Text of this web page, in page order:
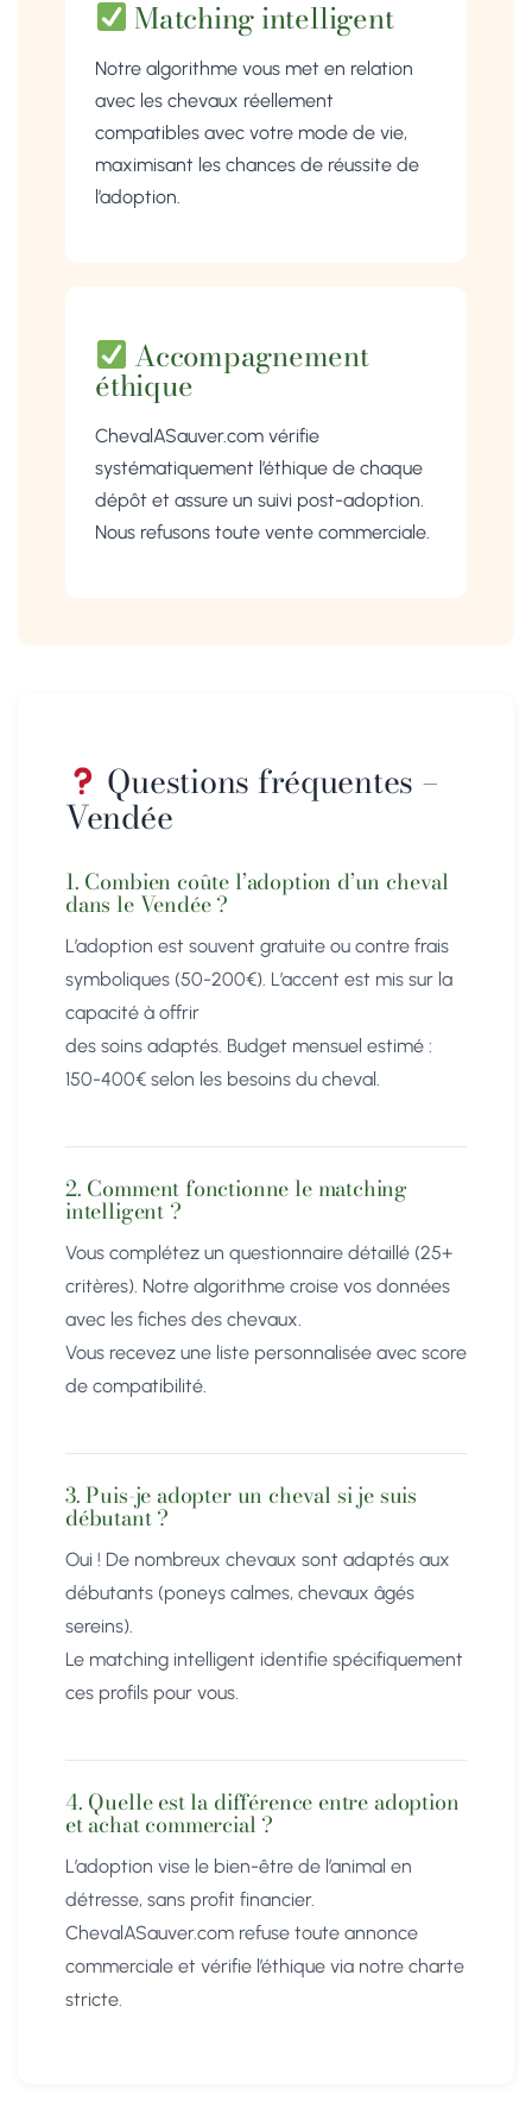
Matching intelligent
Notre algorithme vous met en relation
avec les chevaux réellement
compatibles avec votre mode de vie,
maximisant les chances de réussite de
l’adoption.
Accompagnement
éthique
ChevalASauver.com vérifie
systématiquement l’éthique de chaque
dépôt et assure un suivi post-adoption.
Nous refusons toute vente commerciale.
Questions fréquentes –
Vendée
1. Combien coûte l’adoption d’un cheval
dans le Vendée ?
L’adoption est souvent gratuite ou contre frais
symboliques (50-200€). L’accent est mis sur la
capacité à offrir
des soins adaptés. Budget mensuel estimé :
150-400€ selon les besoins du cheval.
2. Comment fonctionne le matching
intelligent ?
Vous complétez un questionnaire détaillé (25+
critères). Notre algorithme croise vos données
avec les fiches des chevaux.
Vous recevez une liste personnalisée avec score
de compatibilité.
3. Puis-je adopter un cheval si je suis
débutant ?
Oui ! De nombreux chevaux sont adaptés aux
débutants (poneys calmes, chevaux âgés
sereins).
Le matching intelligent identifie spécifiquement
ces profils pour vous.
4. Quelle est la différence entre adoption
et achat commercial ?
L’adoption vise le bien-être de l’animal en
détresse, sans profit financier.
ChevalASauver.com refuse toute annonce
commerciale et vérifie l’éthique via notre charte
stricte.